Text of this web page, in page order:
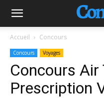
Accueil Concours
Concours Voyages
Concours Air
Prescription